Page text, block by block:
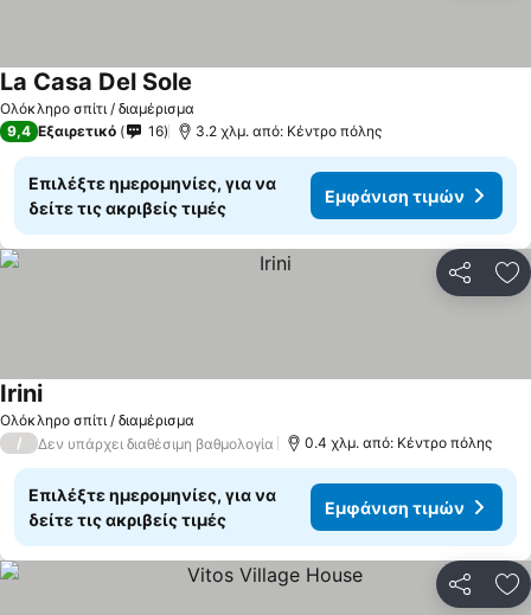
Ολόκληρο σπίτι / διαμέρισμα
La Casa Del Sole
9,4 Εξαιρετικό 16 3.2 χλμ. από: Κέντρο πόλης
Επιλέξτε ημερομηνίες, για να
δείτε τις ακριβείς τιμές
Εμφάνιση τιμών
Ολόκληρο σπίτι / διαμέρισμα
Irini
/ Δεν υπάρχει διαθέσιμη βαθμολογία 0.4 χλμ. από: Κέντρο πόλης
Επιλέξτε ημερομηνίες, για να
δείτε τις ακριβείς τιμές
Εμφάνιση τιμών